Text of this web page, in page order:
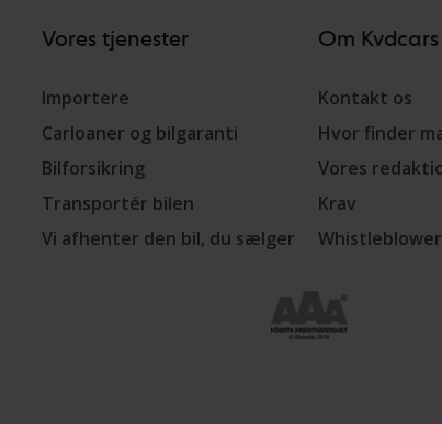
Vores tjenester
Importere
Carloaner og bilgaranti
Bilforsikring
Transportér bilen
Vi afhenter den bil, du sælger
Om Kvdcars
Kontakt os
Hvor finder
Vores
Krav